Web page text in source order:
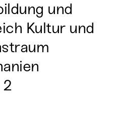
und
Kultur und